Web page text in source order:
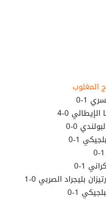
المغلوب
1-0
0-4
0-0
1-0
بليجراد الصربي 0-1
1-0